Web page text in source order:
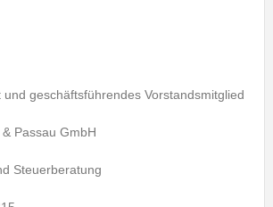
und geschäftsführendes Vorstandsmitglied
Passau GmbH
Steuerberatung